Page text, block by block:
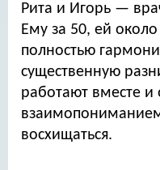
Рита и Игорь —
Ему за 50, ей
полностью
существенную
работают вместе и
восхищаться.